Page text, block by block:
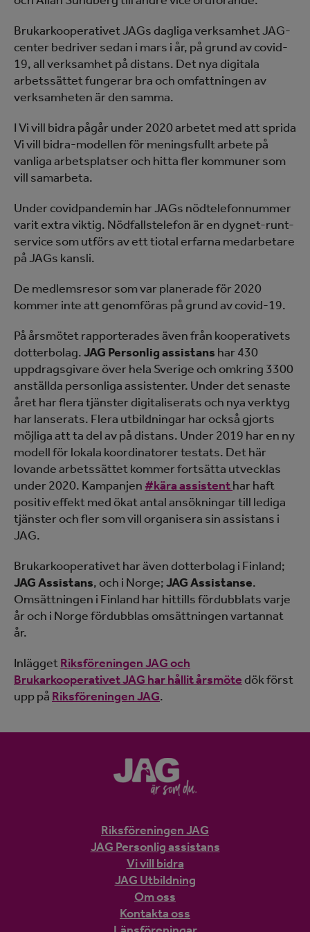
Brukarkooperativet JAGs dagliga verksamhet JAG-
center bedriver sedan i mars i år, på grund av covid-
19, all verksamhet på distans. Det nya digitala
arbetssättet fungerar bra och omfattningen av
verksamheten är den samma.
I Vi vill bidra pågår under 2020 arbetet med att sprida
Vi vill bidra-modellen för meningsfullt arbete på
vanliga arbetsplatser och hitta fler kommuner som
vill samarbeta.
Under covidpandemin har JAGs nödtelefonnummer
varit extra viktig. Nödfallstelefon är en dygnet-runt-
service som utförs av ett tiotal erfarna medarbetare
på JAGs kansli.
De medlemsresor som var planerade för 2020
kommer inte att genomföras på grund av covid-19.
På årsmötet rapporterades även från kooperativets
dotterbolag.JAG Personlig assistans har 430
uppdragsgivare över hela Sverige och omkring 3300
anställda personliga assistenter. Under det senaste
året har flera tjänster digitaliserats och nya verktyg
har lanserats. Flera utbildningar har också gjorts
möjliga att ta del av på distans. Under 2019 har en ny
modell för lokala koordinatorer testats. Det här
lovande arbetssättet kommer fortsätta utvecklas
under 2020. Kampanjen #kära assistenthar haft
positiv effekt med ökat antal ansökningar till lediga
tjänster och fler som vill organisera sin assistans i
JAG.
Brukarkooperativet har även dotterbolag i Finland;
JAG Assistans, och i Norge;JAG Assistanse.
Omsättningen i Finland har hittills fördubblats varje
år och i Norge fördubblas omsättningen vartannat
år.
InläggetRiksföreningen JAG och
Brukarkooperativet JAG har hållit årsmötedök först
upp på Riksföreningen JAG.
Riksföreningen JAG
JAG Personlig assistans
Vi vill bidra
JAG Utbildning
Om oss
Kontakta oss